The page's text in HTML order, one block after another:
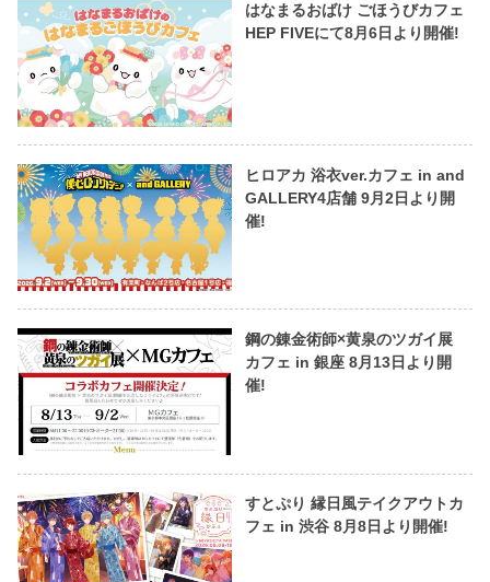
はなまるおばけ ごほうびカフェ
HEP FIVEにて8月6日より開催!
ヒロアカ 浴衣ver.カフェ in and
GALLERY4店舗 9月2日より開
催!
鋼の錬金術師×黄泉のツガイ展
カフェ in 銀座 8月13日より開
催!
すとぷり 縁日風テイクアウトカ
フェ in 渋谷 8月8日より開催!